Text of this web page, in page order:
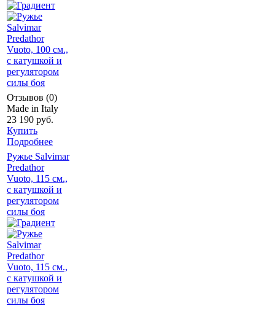
Отзывов (0)
Made in Italy
23 190 руб.
Купить
Подробнее
Ружье Salvimar
Predathor
Vuoto, 115 см.,
с катушкой и
регулятором
силы боя